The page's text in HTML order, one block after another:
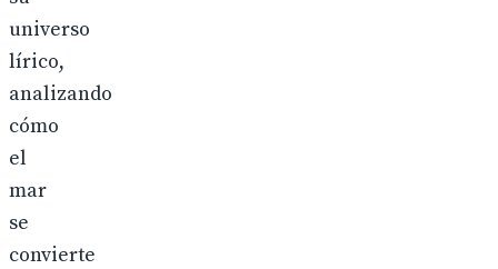
universo
lírico,
analizando
cómo
el
mar
se
convierte